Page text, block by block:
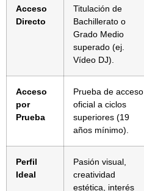
Acceso
Directo
Titulación de
Bachillerato o
Grado Medio
superado (ej.
Vídeo DJ).
Acceso
por
Prueba
Prueba de acceso
oficial a ciclos
superiores (19
años mínimo).
Perfil
Ideal
Pasión visual,
creatividad
estética, interés